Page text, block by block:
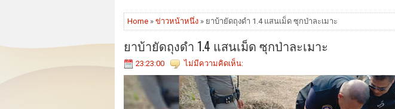
Home » ข่าวหน้าหนึ่ง » ยาบ้ายัดถุงดำ 1.4 แสนเม็ด ซุกป่าละเมาะ
ยาบ้ายัดถุงดำ 1.4 แสนเม็ด ซุกป่าละเมาะ
23:23:00 ไม่มีความคิดเห็น: